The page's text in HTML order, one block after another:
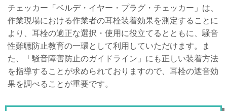
チェッカー「ベルデ・イヤー・プラグ・チェッカー」は、
作業現場における作業者の耳栓装着効果を測定することに
より、耳栓の適正な選択・使用に役立てるとともに、騒音
性難聴防止教育の一環として利用していただけます。ま
た、「騒音障害防止のガイドライン」にも正しい装着方法
を指導することが求められておりますので、耳栓の遮音効
果を調べることが重要です。